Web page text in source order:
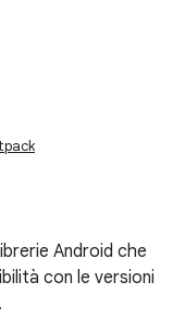
Android che
con le versioni